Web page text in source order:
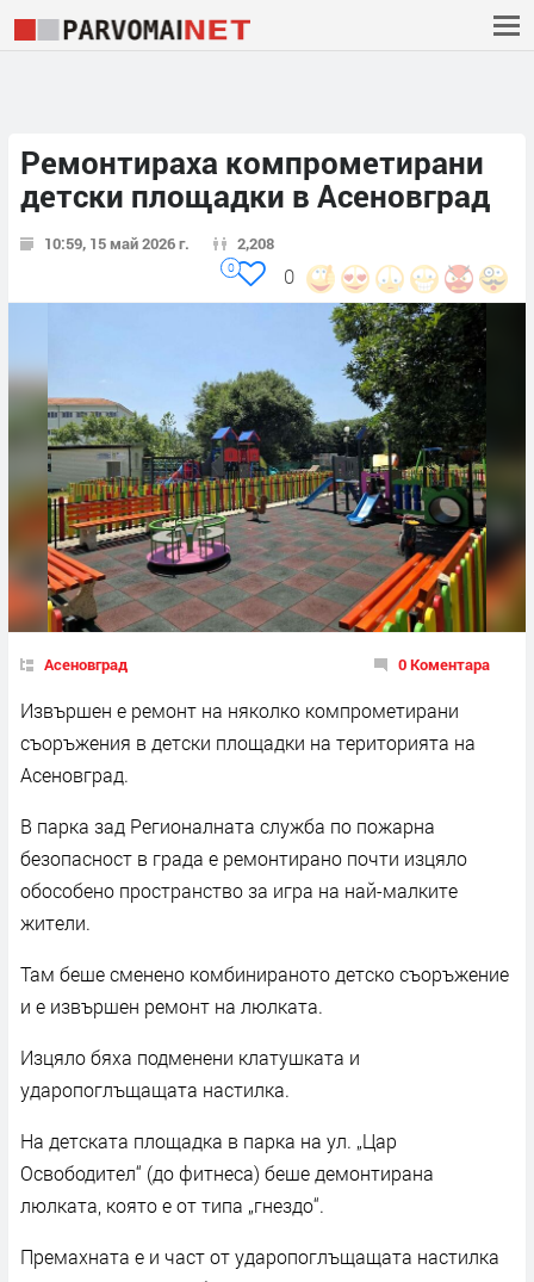
Ремонтираха компрометирани
детски площадки в Асеновград
10:59, 15 май 2026 г. 2,208
0
0
Асеновград 0 Коментара
Извършен е ремонт на няколко компрометирани
съоръжения в детски площадки на територията на
Асеновград.
В парка зад Регионалната служба по пожарна
безопасност в града е ремонтирано почти изцяло
обособено пространство за игра на най-малките
жители.
Там беше сменено комбинираното детско съоръжение
и е извършен ремонт на люлката.
Изцяло бяха подменени клатушката и
ударопоглъщащата настилка.
На детската площадка в парка на ул. „Цар
Освободител“ (до фитнеса) беше демонтирана
люлката, която е от типа „гнездо“.
Премахната е и част от ударопоглъщащата настилка